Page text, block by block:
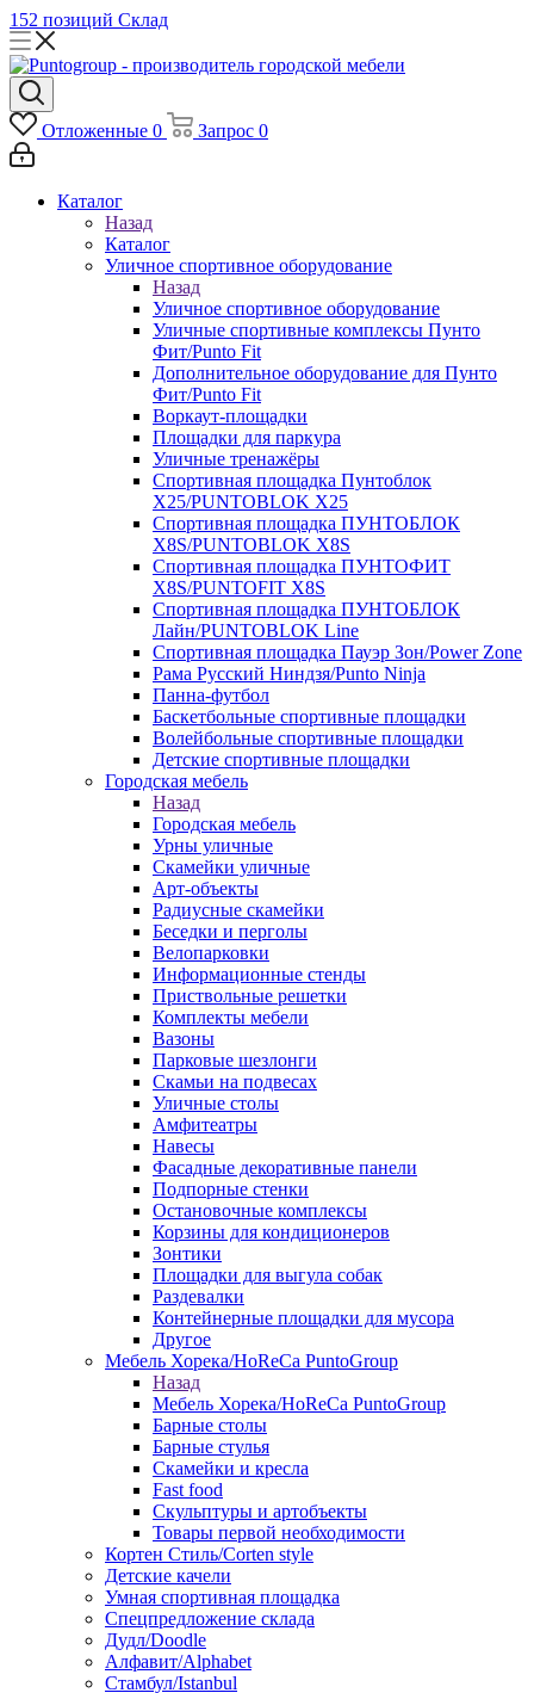
152 позиций Склад
Отложенные 0 Запрос 0
Каталог
Назад
Каталог
Уличное спортивное оборудование
Назад
Уличное спортивное оборудование
Уличные спортивные комплексы Пунто
Фит/Punto Fit
Дополнительное оборудование для Пунто
Фит/Punto Fit
Воркаут-площадки
Площадки для паркура
Уличные тренажёры
Спортивная площадка Пунтоблок
Х25/PUNTOBLOK X25
Спортивная площадка ПУНТОБЛОК
X8S/PUNTOBLOK X8S
Спортивная площадка ПУНТОФИТ
X8S/PUNTOFIT X8S
Спортивная площадка ПУНТОБЛОК
Лайн/PUNTOBLOK Line
Спортивная площадка Пауэр Зон/Power Zone
Рама Русский Ниндзя/Punto Ninja
Панна-футбол
Баскетбольные спортивные площадки
Волейбольные спортивные площадки
Детские спортивные площадки
Городская мебель
Назад
Городская мебель
Урны уличные
Скамейки уличные
Арт-объекты
Радиусные скамейки
Беседки и перголы
Велопарковки
Информационные стенды
Приствольные решетки
Комплекты мебели
Вазоны
Парковые шезлонги
Скамьи на подвесах
Уличные столы
Амфитеатры
Навесы
Фасадные декоративные панели
Подпорные стенки
Остановочные комплексы
Корзины для кондиционеров
Зонтики
Площадки для выгула собак
Раздевалки
Контейнерные площадки для мусора
Другое
Мебель Хорека/HoReCa PuntoGroup
Назад
Мебель Хорека/HoReCa PuntoGroup
Барные столы
Барные стулья
Скамейки и кресла
Fast food
Скульптуры и артобъекты
Товары первой необходимости
Кортен Стиль/Corten style
Детские качели
Умная спортивная площадка
Спецпредложение склада
Дудл/Doodle
Алфавит/Alphabet
Стамбул/Istanbul